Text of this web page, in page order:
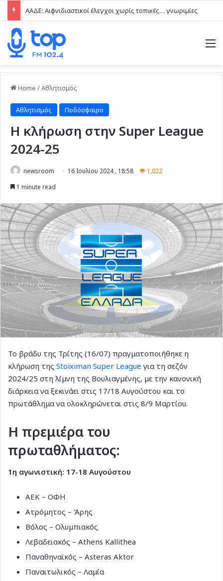
ΑΑΔΕ: Αιφνιδιαστικοί έλεγχοι χωρίς τοπικές… γνωριμίες
Home /Αθλητισμός
Αθλητισμός Ποδόσφαιρο
Η κλήρωση στην Super League
2024-25
newsroom 16 Ιουλίου 2024 , 18:58
1,022
1 minute read
Το βράδυ της Τρίτης (16/07) πραγματοποιήθηκε η
κλήρωση της Stoiximan Super League για τη σεζόν
2024/25 στη λίμνη της Βουλιαγμένης, με την κανονική
διάρκεια να ξεκινάει στις 17/18 Αυγούστου και το
πρωτάθλημα να ολοκληρώνεται στις 8/9 Μαρτίου.
Η πρεμιέρα του
πρωταθλήματος:
1η αγωνιστική: 17-18 Αυγούστου
ΑΕΚ – ΟΦΗ
Ατρόμητος – Άρης
Βόλος – Ολυμπιακός
Λεβαδειακός – Athens Kallithea
Παναθηναϊκός – Asteras Aktor
Παναιτωλικός – Λαμία